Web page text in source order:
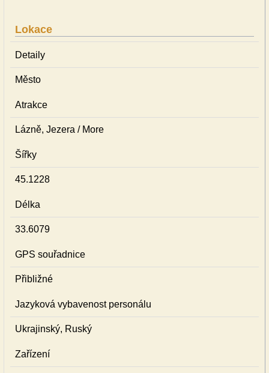
Lokace
Detaily
Město
Atrakce
Lázně, Jezera / More
Šířky
45.1228
Délka
33.6079
GPS souřadnice
Přibližné
Jazyková vybavenost personálu
Ukrajinský, Ruský
Zařízení